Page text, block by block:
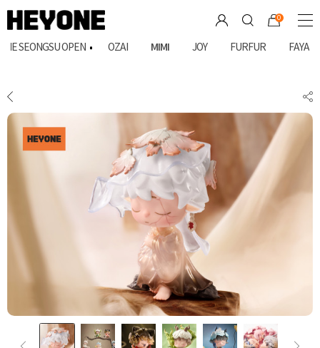
0
SEONGSU OPEN OZAI MIMI JOY FURFUR FAYA
상품상세 상품문의(0)